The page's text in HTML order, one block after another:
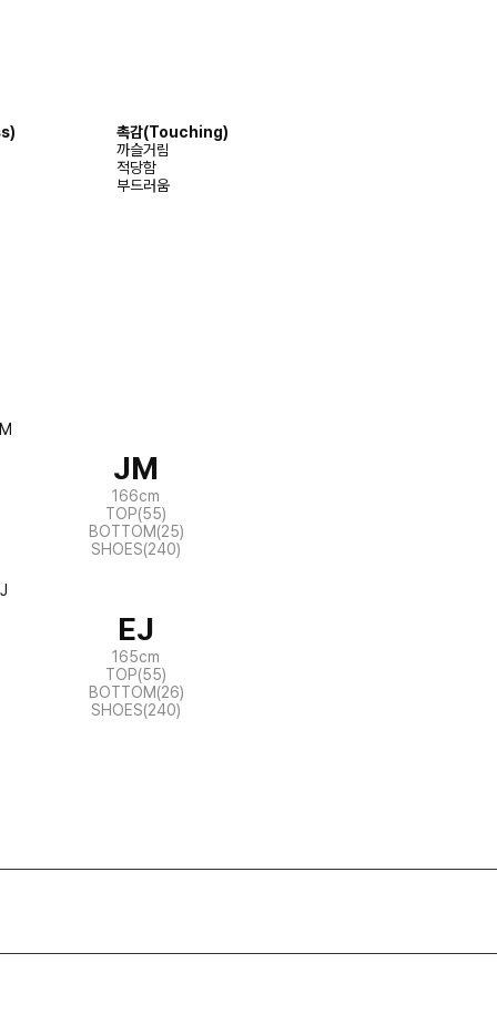
촉감(Touching)
까슬거림
적당함
부드러움
JM
166cm
TOP(55)
BOTTOM(25)
SHOES(240)
EJ
165cm
TOP(55)
BOTTOM(26)
SHOES(240)